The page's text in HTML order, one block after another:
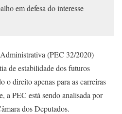
em defesa do interesse
(PEC 32/2020)
de estabilidade dos futuros
o direito apenas para as carreiras
a PEC está sendo analisada por
dos Deputados.